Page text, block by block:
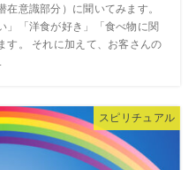
意識部分）に聞いてみます。
」「洋食が好き」「食べ物に関
す。 それに加えて、お客さんの
スピリチュアル